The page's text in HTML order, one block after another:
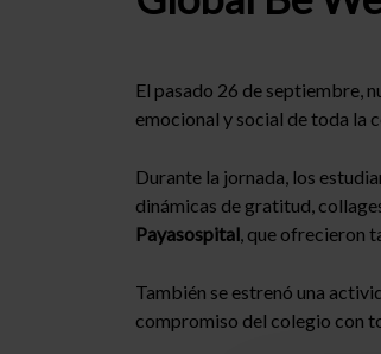
El pasado 26 de septiembre,
emocional y social de toda la
Durante la jornada, los
dinámicas de gratitud,
Payasospital, que ofrecieron
También se estrenó una
compromiso del colegio con